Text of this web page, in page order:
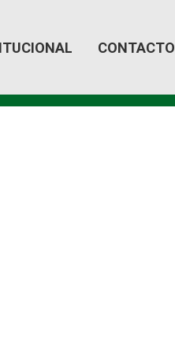
CONTACTO